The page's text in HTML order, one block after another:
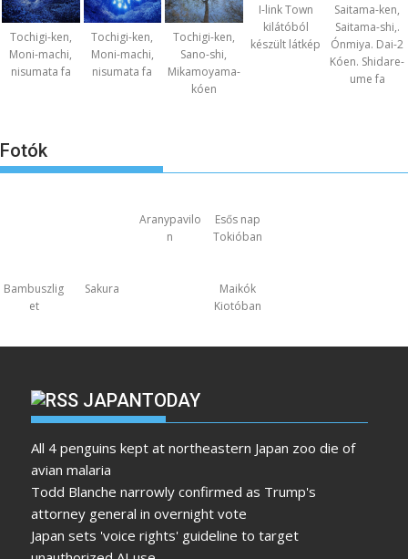
Tochigi-ken,
Moni-machi,
nisumata fa
Tochigi-ken,
Moni-machi,
nisumata fa
Tochigi-ken,
Sano-shi,
Mikamoyama-
kóen
I-link Town
kilátóból
készült látkép
Saitama-ken,
Saitama-shi,.
Ónmiya. Dai-2
Kóen. Shidare-
ume fa
Fotók
Aranypavilo
n
Esős nap
Tokióban
Bambuszlig
et
Sakura
Maikók
Kiotóban
JAPANTODAY
All 4 penguins kept at northeastern Japan zoo die of
avian malaria
Todd Blanche narrowly confirmed as Trump's
attorney general in overnight vote
Japan sets 'voice rights' guideline to target